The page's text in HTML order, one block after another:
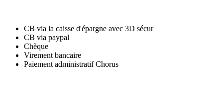
CB via la caisse d'épargne avec 3D sécur
CB via paypal
Chèque
Virement bancaire
Paiement administratif Chorus